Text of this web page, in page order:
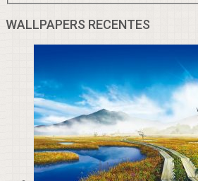
WALLPAPERS RECENTES